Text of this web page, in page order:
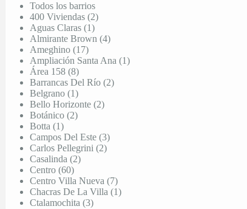
Todos los barrios
400 Viviendas (2)
Aguas Claras (1)
Almirante Brown (4)
Ameghino (17)
Ampliación Santa Ana (1)
Área 158 (8)
Barrancas Del Río (2)
Belgrano (1)
Bello Horizonte (2)
Botánico (2)
Botta (1)
Campos Del Este (3)
Carlos Pellegrini (2)
Casalinda (2)
Centro (60)
Centro Villa Nueva (7)
Chacras De La Villa (1)
Ctalamochita (3)